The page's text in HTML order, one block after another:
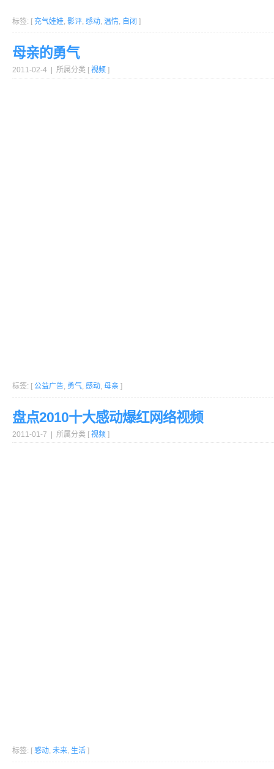
标签: [ 充气娃娃, 影评, 感动, 温情, 自闭 ]
母亲的勇气
2011-02-4 | 所属分类 [ 视频 ]
标签: [ 公益广告, 勇气, 感动, 母亲 ]
盘点2010十大感动爆红网络视频
2011-01-7 | 所属分类 [ 视频 ]
标签: [ 感动, 未来, 生活 ]